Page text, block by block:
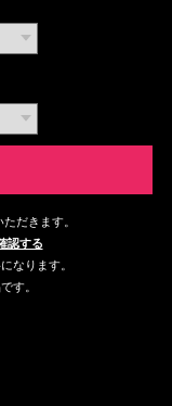
だきます。
認する
なります。
す。